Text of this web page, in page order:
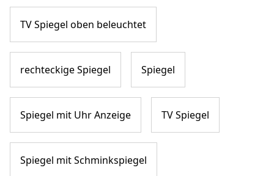
TV Spiegel oben beleuchtet
rechteckige Spiegel Spiegel
Spiegel mit Uhr Anzeige TV Spiegel
Spiegel mit Schminkspiegel